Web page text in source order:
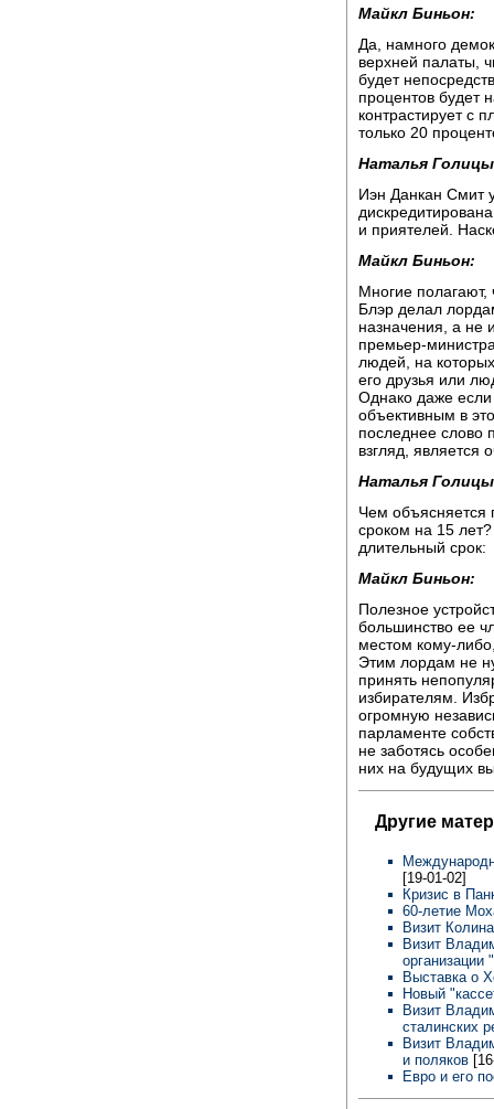
Майкл Биньон:
Да, намного
верхней палаты,
будет
процентов будет
контрастирует с
только 20
Наталья
Иэн Данкан Смит
и приятелей.
Майкл Биньон:
Многие полагают,
Блэр делал
назначения, а не
премьер-
людей, на
его друзья или
Однако даже если
объективным в
последнее слово
взгляд, является
Наталья
Чем объясняется
сроком на 15
длительный срок:
Майкл Биньон:
Полезное
большинство ее
местом кому-
Этим лордам не
принять
избирателям.
огромную
парламенте
не заботясь
них на будущих
Другие
[19-01-02]
Кризис в
60-летие
Визит
Визит
Выставка о
Новый
Визит
сталинских
Визит
и поляков
Евро и его